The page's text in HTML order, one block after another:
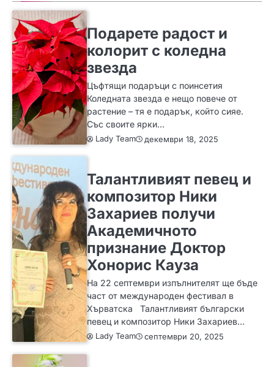
Подарете радост и
колорит с коледна
звезда
Цъфтящи подаръци с поинсетия
Коледната звезда е нещо повече от
растение – тя е подарък, който сияе.
Със своите ярки…
Lady Team декември 18, 2025
Талантливият певец и
композитор Ники
Захариев получи
Академичното
признание Доктор
Хонорис Кауза
На 22 септември изпълнителят ще бъде
част от международен фестивал в
Хърватска Талантливият български
певец и композитор Ники Захариев…
Lady Team септември 20, 2025